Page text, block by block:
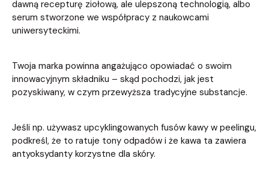
dawną recepturę ziołową, ale ulepszoną technologią, albo
serum stworzone we współpracy z naukowcami
uniwersyteckimi.
Twoja marka powinna angażująco opowiadać o swoim
innowacyjnym składniku – skąd pochodzi, jak jest
pozyskiwany, w czym przewyższa tradycyjne substancje.
Jeśli np. używasz upcyklingowanych fusów kawy w peelingu,
podkreśl, że to ratuje tony odpadów i że kawa ta zawiera
antyoksydanty korzystne dla skóry.